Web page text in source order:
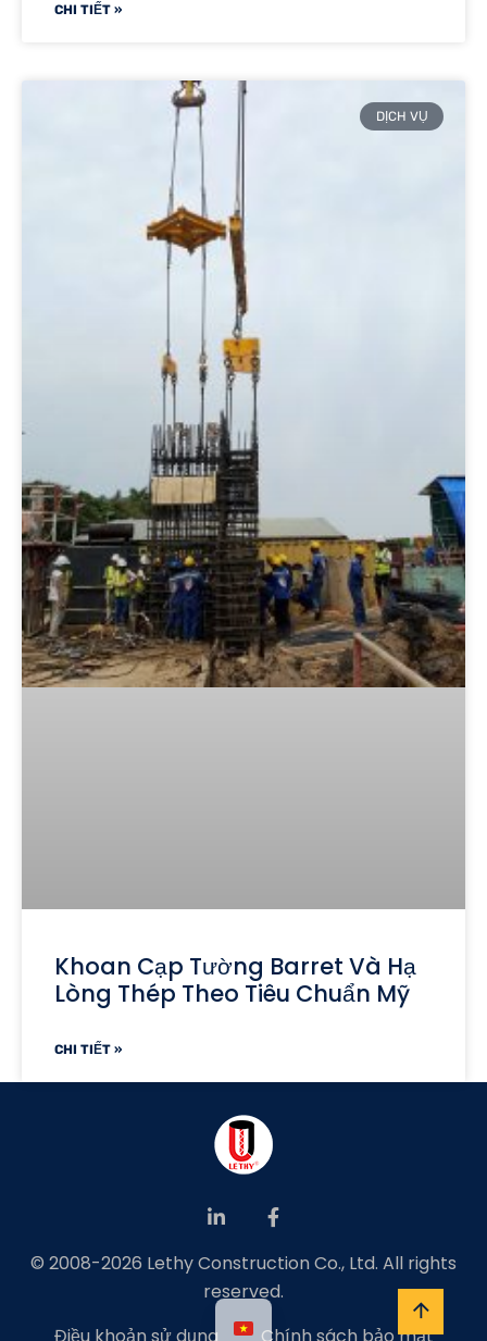
CHI TIẾT »
DỊCH VỤ
Khoan Cạp Tường Barret Và Hạ
Lòng Thép Theo Tiêu Chuẩn Mỹ
CHI TIẾT »
© 2008-2026 Lethy Construction Co., Ltd. All rights
reserved.
Điều khoản sử dụng
Chính sách bảo mật